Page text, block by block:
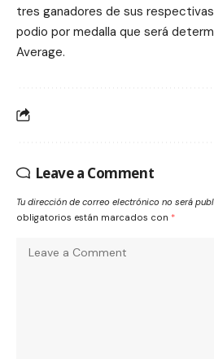
tres ganadores de sus
podio por medalla que será
Average.
Leave a Comment
Tu dirección de correo electrónico no será
obligatorios están marcados con *